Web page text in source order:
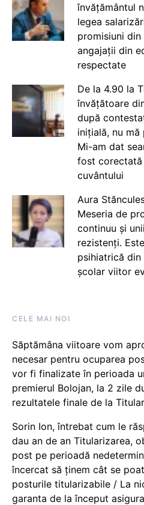
învățământul
legea
promisiuni
angajații din
respectate
De la 4.90 la
învățătoare
după
inițială, nu
Mi-am dat
fost corectată
cuvântului
Aura
Meseria de
continuu și
rezistenți.
psihiatrică din
școlar viitor
CELE MAI NOI
Săptămâna viitoare vom
necesar pentru ocuparea
vor fi finalizate în perioada
premierul Bolojan, la 2 zile
rezultatele finale de la
Sorin Ion, întrebat cum le
dau an de an Titularizarea,
post pe perioadă
încercat să ținem cât se
posturile titularizabile / La
garanta de la început